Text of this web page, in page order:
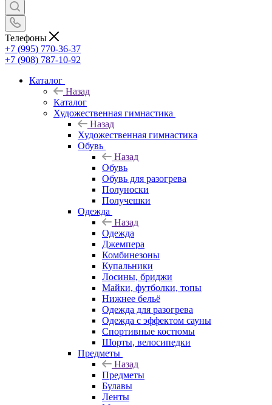
Телефоны
+7 (995) 770-36-37
+7 (908) 787-10-92
Каталог
Назад
Каталог
Художественная гимнастика
Назад
Художественная гимнастика
Обувь
Назад
Обувь
Обувь для разогрева
Полуноски
Получешки
Одежда
Назад
Одежда
Джемпера
Комбинезоны
Купальники
Лосины, бриджи
Майки, футболки, топы
Нижнее бельё
Одежда для разогрева
Одежда с эффектом сауны
Спортивные костюмы
Шорты, велосипедки
Предметы
Назад
Предметы
Булавы
Ленты